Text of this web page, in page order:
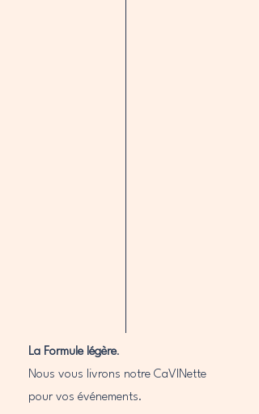
La Formule légère.
Nous vous livrons notre CaVINette
pour vos événements.